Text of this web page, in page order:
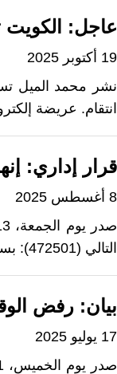
عاجل: الكويت
19 أكتوبر 2025
نشر محمد الميل
انتقام. عريضة
قرار إداري:
8 أغسطس 2025
التالي (472501): بسم الله الرحمن الرحيم تحرص القناة…
بيان: رفض
17 يوليو 2025